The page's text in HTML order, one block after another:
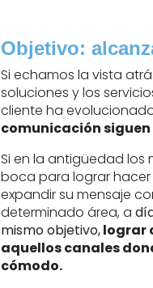
Objetivo:
Si echamos la vista
soluciones y los
cliente ha
comunicación
Si en la antigüedad los
boca para lograr
expandir su mensaje
determinado área, a
mismo objetivo,lograr
aquellos canales
cómodo.